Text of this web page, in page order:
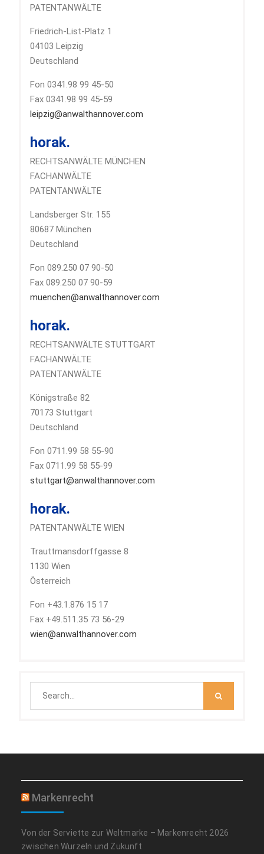
PATENTANWÄLTE
Friedrich-List-Platz 1
04103 Leipzig
Deutschland
Fon 0341.98 99 45-50
Fax 0341.98 99 45-59
leipzig@anwalthannover.com
horak.
RECHTSANWÄLTE MÜNCHEN
FACHANWÄLTE
PATENTANWÄLTE
Landsberger Str. 155
80687 München
Deutschland
Fon 089.250 07 90-50
Fax 089.250 07 90-59
muenchen@anwalthannover.com
horak.
RECHTSANWÄLTE STUTTGART
FACHANWÄLTE
PATENTANWÄLTE
Königstraße 82
70173 Stuttgart
Deutschland
Fon 0711.99 58 55-90
Fax 0711.99 58 55-99
stuttgart@anwalthannover.com
horak.
PATENTANWÄLTE WIEN
Trauttmansdorffgasse 8
1130 Wien
Österreich
Fon +43.1.876 15 17
Fax +49.511.35 73 56-29
wien@anwalthannover.com
Markenrecht
Von der Serviette zur Weltmarke – Markenrecht 2026
zwischen Wurzeln und Zukunft